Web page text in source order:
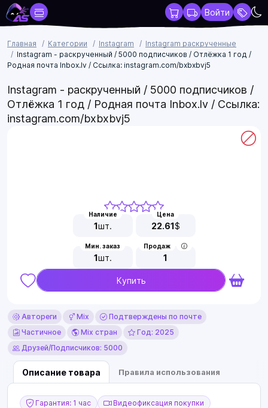
Войти
Главная Категории Instagram
Instagram раскрученные
Instagram - раскрученный / 5000 подписчиков / Отлёжка 1 год /
Родная почта Inbox.lv / Ссылка: instagram.com/bxbxbvj5
Instagram - раскрученный / 5000 подписчиков /
Отлёжка 1 год / Родная почта Inbox.lv / Ссылка:
instagram.com/bxbxbvj5
Наличие
1шт.
Цена
22.61$
Мин. заказ
1шт.
Продаж
1
Купить
Автореги Mix
Подтверждены по почте
Частичное
Mix стран
Год: 2025
Друзей/Подписчиков: 5000
Описание товара Правила использования
Гарантия: 1 час Видеофиксация покупки